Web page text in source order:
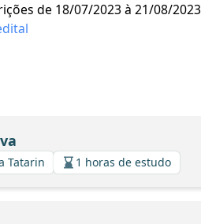
de 18/07/2023 à 21/08/2023
Tatarin 1 horas de estudo